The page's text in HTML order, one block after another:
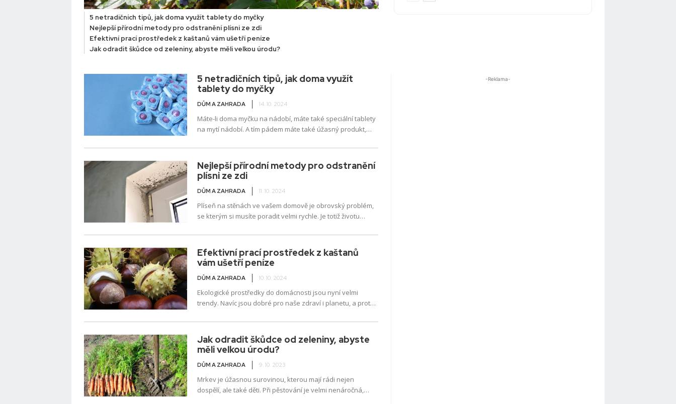
5 netradičních tipů, jak doma využít tablety do myčky
Nejlepší přírodní metody pro odstranění plísni ze zdi
Efektivní prací prostředek z kaštanů vám ušetří peníze
Jak odradit škůdce od zeleniny, abyste měli velkou úrodu?
5 netradičních tipů, jak doma využít
tablety do myčky
DŮM A ZAHRADA 14. 10. 2024
Máte-li doma myčku na nádobí, máte také speciální tablety
na mytí nádobí. A tím pádem máte také úžasný produkt,
Nejlepší přírodní metody pro odstranění
plísni ze zdi
DŮM A ZAHRADA 11. 10. 2024
Plíseň na stěnách ve vašem domově je obrovský problém,
se kterým si musíte poradit velmi rychle. Je totiž životu
které se v ní nachází. Způsobuje alergie, astma a další
onemocnění. Nepotřebujete přitom žádnou silnou chemii.
Na odstranění plísně ze stěn můžete využít také přírodní a
domácí metody. Podívejme se na nejlepší z nich.
Efektivní prací prostředek z kaštanů
vám ušetří peníze
DŮM A ZAHRADA 10. 10. 2024
Ekologické prostředky do domácnosti jsou nyní velmi
trendy. Navíc jsou dobré pro naše zdraví i planetu, a proto
Jak odradit škůdce od zeleniny, abyste
měli velkou úrodu?
DŮM A ZAHRADA 9. 10. 2023
Mrkev je úžasnou surovinou, kterou mají rádi nejen
dospělí, ale také děti. Při pěstování je velmi nenáročná,
-Reklama-